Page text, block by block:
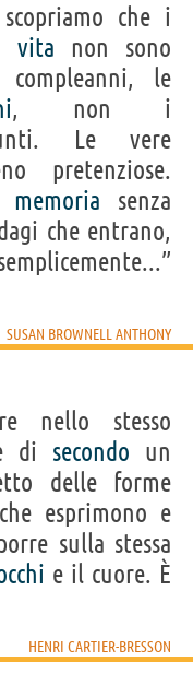
che i
vita non sono
le
, non i
Le vere
pretenziose.
memoria senza
che entrano,
SUSAN BROWNELL ANTHONY
nello stesso
di secondo un
delle forme
che esprimono e
sulla stessa
e il cuore. È
HENRI CARTIER-BRESSON